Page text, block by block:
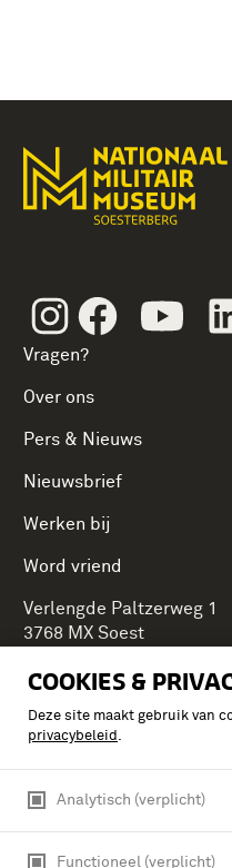
COOKIES &
Deze site maakt gebruik van
privacybeleid .
Analytisch (verplicht)
Functioneel (verplicht)
InstagramFacebook
Vragen?
Over ons
Pers & Nieuws
Nieuwsbrief
Werken bij
Word vriend
Verlengde Paltzerweg 1
3768 MX Soest
Onderdeel van Stichting